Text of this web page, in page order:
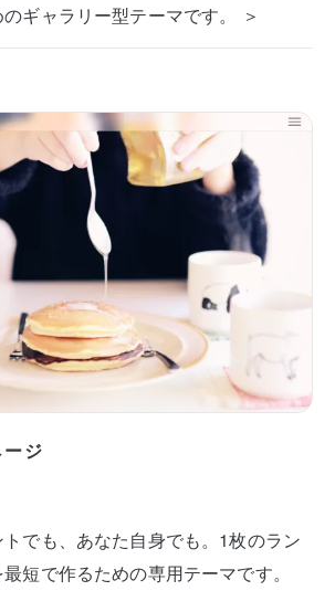
ギャラリー型テーマです。 ＞
ジ
でも、あなた自身でも。1枚のラン
短で作るための専用テーマです。